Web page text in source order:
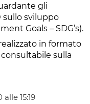
gli
sullo sviluppo
Goals – SDG’s).
in formato
sulla
15:19